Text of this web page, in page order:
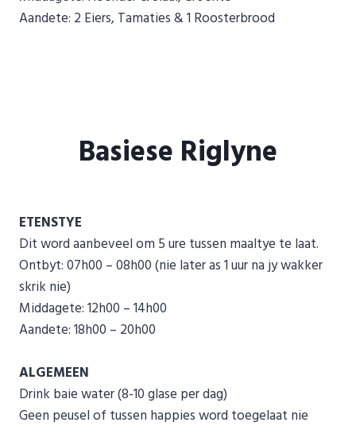
Aandete: 2 Eiers, Tamaties & 1 Roosterbrood
Basiese Riglyne
ETENSTYE
Dit word aanbeveel om 5 ure tussen maaltye te laat.
Ontbyt: 07h00 – 08h00 (nie later as 1 uur na jy wakker
skrik nie)
Middagete: 12h00 – 14h00
Aandete: 18h00 – 20h00
ALGEMEEN
Drink baie water (8-10 glase per dag)
Geen peusel of tussen happies word toegelaat nie